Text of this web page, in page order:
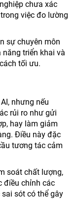
chưa xác
việc đo lường
sự chuyên môn
triển khai và
tối ưu.
nhưng nếu
rủi ro như gửi
hay làm giảm
Điều này đặc
tương tác cảm
soát chất lượng,
điều chỉnh các
sót có thể gây